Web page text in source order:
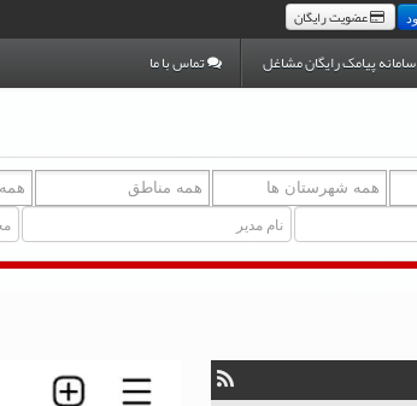
عضویت رایگان
سامانه پیامک رایگان مشاغل تماس با ما